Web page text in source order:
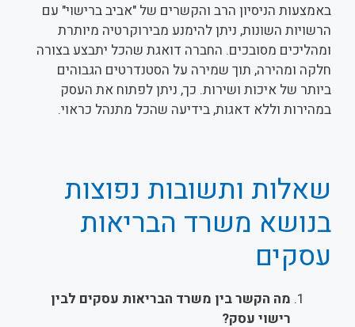
באמצעות הניסיון הרב והקשרים של "אביב ברישוי" עם
הרשויות השונות, ניתן להימנע מבירוקרטיה מיותרת
ומהליכים מסובכים. החברה דואגת שהכל יתבצע בצורה
חלקה ומהירה, תוך שמירה על הסטנדרטים הגבוהים
ביותר של איכות ושירות. כך, ניתן לפתוח את העסק
במהירות וללא דאגות, בידיעה שהכל מתנהל כראוי.
שאלות ותשובות נפוצות
בנושא משרד הבריאות
עסקים
מה הקשר בין משרד הבריאות עסקים לבין
רישוי עסק?